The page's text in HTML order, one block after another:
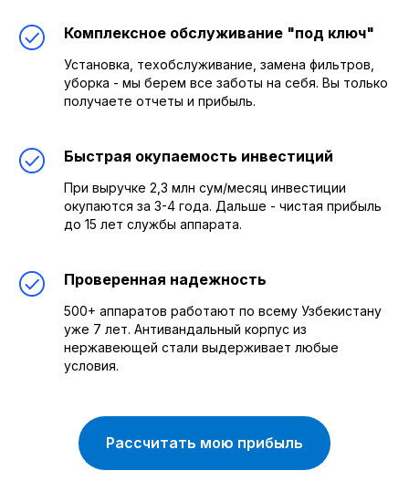
Комплексное обслуживание "под ключ"
Установка, техобслуживание, замена фильтров,
уборка - мы берем все заботы на себя. Вы только
получаете отчеты и прибыль.
Быстрая окупаемость инвестиций
При выручке 2,3 млн сум/месяц инвестиции
окупаются за 3-4 года. Дальше - чистая прибыль
до 15 лет службы аппарата.
Проверенная надежность
500+ аппаратов работают по всему Узбекистану
уже 7 лет. Антивандальный корпус из
нержавеющей стали выдерживает любые
условия.
Рассчитать мою прибыль